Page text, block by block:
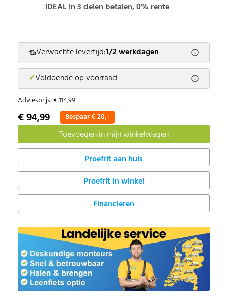
iDEAL in 3 delen betalen, 0% rente
Verwachte levertijd:1/2 werkdagen
✔Voldoende op voorraad
Adviesprijs:€ 114,99
€ 94,99 Bespaar € 20,-
Proefrit in winkel
Financieren